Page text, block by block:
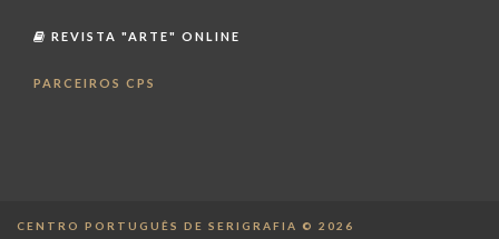
REVISTA "ARTE" ONLINE
PARCEIROS CPS
CENTRO PORTUGUÊS DE SERIGRAFIA © 2026